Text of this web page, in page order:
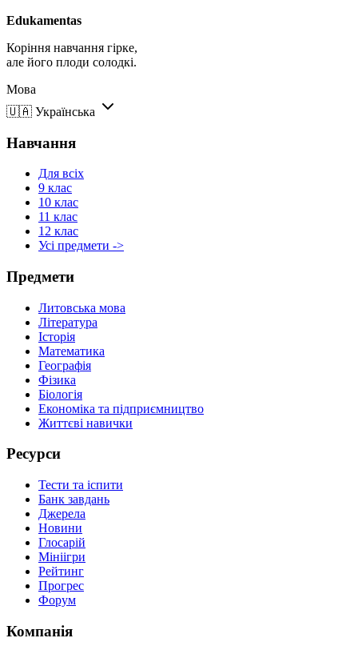
Edukamentas
Коріння навчання гірке,
але його плоди солодкі.
Мова
🇺🇦 Українська
Навчання
Для всіх
9 клас
10 клас
11 клас
12 клас
Усі предмети ->
Предмети
Литовська мова
Література
Історія
Математика
Географія
Фізика
Біологія
Економіка та підприємництво
Життєві навички
Ресурси
Тести та іспити
Банк завдань
Джерела
Новини
Глосарій
Мініігри
Рейтинг
Прогрес
Форум
Компанія